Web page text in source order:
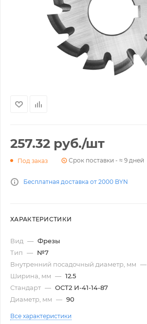
257.32 руб./шт
Под заказ Срок поставки - ≈ 9 дней
Бесплатная доставка от 2000 BYN
ХАРАКТЕРИСТИКИ
Вид — Фрезы
Тип — №7
Внутренний посадочный диаметр, мм —
Ширина, мм — 12.5
Стандарт — ОСТ2 И-41-14-87
Диаметр, мм — 90
Все характеристики